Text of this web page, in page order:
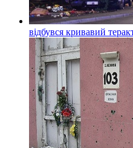
відбувся кривавий